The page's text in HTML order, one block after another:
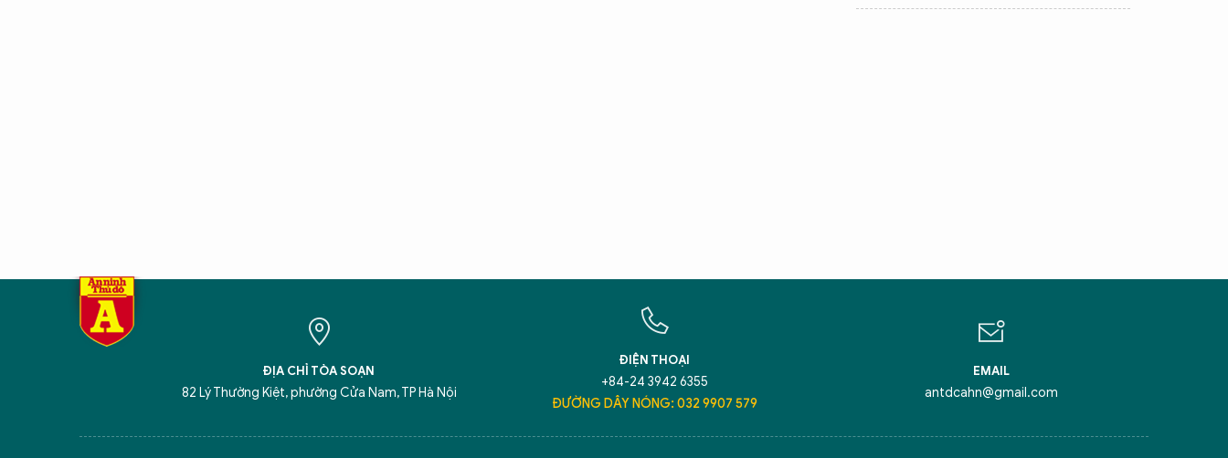
ĐỊA CHỈ TÒA SOẠN
82 Lý Thường Kiệt, phường Cửa Nam, TP Hà Nội
ĐIỆN THOẠI
+84-24 3942 6355
ĐƯỜNG DÂY NÓNG: 032 9907 579
EMAIL
antdcahn@gmail.com
5 điểm nghẽn của Hà Nội giải pháp xử lý điểm nghẽn của Thủ đô